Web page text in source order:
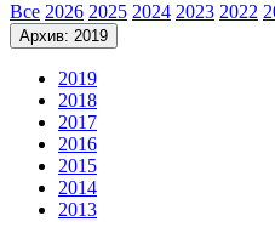
Все 2026 2025 2024 2023 2022
Архив: 2019
2019
2018
2017
2016
2015
2014
2013